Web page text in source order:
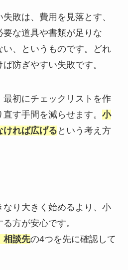
敗は、費用を見落とす、
な道具や書類が足りな
い、というものです。どれ
防ぎやすい失敗です。
最初にチェックリストを作
す手間を減らせます。 小
ければ広げる という考え方
り大きく始めるより、小
方が安心です。
相談先の4つを先に確認して